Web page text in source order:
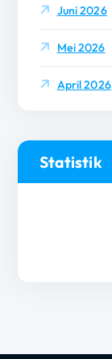
Juni 2026
Mei 2026
April 2026
Statistik